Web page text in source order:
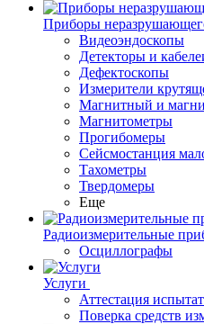
Приборы
Видеоэндоскопы
Детекторы и
Дефектоскопы
Измерители
Магнитный и
Магнитометры
Прогибомеры
Сейсмостанция
Тахометры
Твердомеры
Еще
Радиоизмерительные
Осциллографы
Услуги
Аттестация
Поверка средств